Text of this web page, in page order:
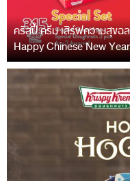
คริสปี้ ครีม เสิร์ฟความสุขฉ
Happy Chinese New